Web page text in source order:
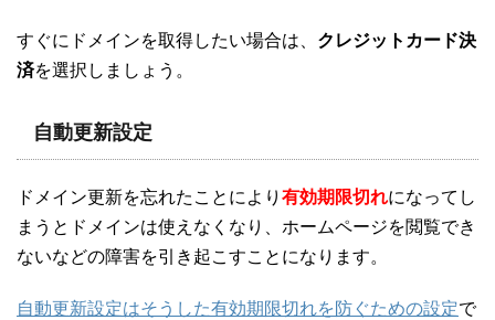
すぐにドメインを取得したい場合は、 クレジットカード決
済を選択しましょう。
自動更新設定
ドメイン更新を忘れたことにより 有効期限切れになってし
まうとドメインは使えなくなり、ホームページを閲覧でき
ないなどの障害を引き起こすことになります。
自動更新設定はそうした有効期限切れを防ぐための設定で